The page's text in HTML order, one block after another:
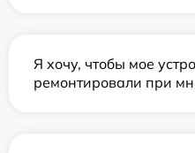
Я хочу, чтобы мое
ремонтировали при